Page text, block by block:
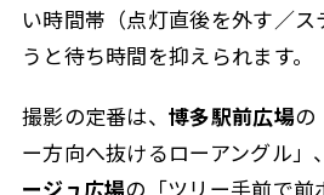
い時間帯（点灯直後を外す／
うと待ち時間を抑えられます。
撮影の定番は、博多駅前広場の
ー方向へ抜けるローアングル」、
ージュ広場の「ツリー手前で前